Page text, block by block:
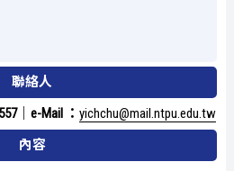
聯絡人
｜e-Mail ： yichchu@mail.ntpu.edu.tw
內容